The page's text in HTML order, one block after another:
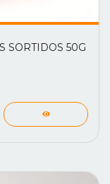
SORTIDOS 50G